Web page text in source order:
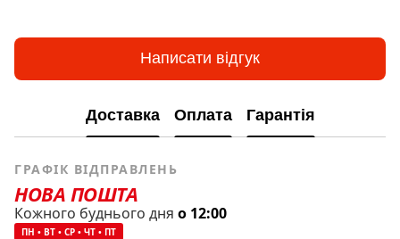
Написати відгук
Доставка Оплата Гарантія
ГРАФІК ВІДПРАВЛЕНЬ
НОВА ПОШТА
Кожного буднього дня о 12:00
ПН • ВТ • СР • ЧТ • ПТ